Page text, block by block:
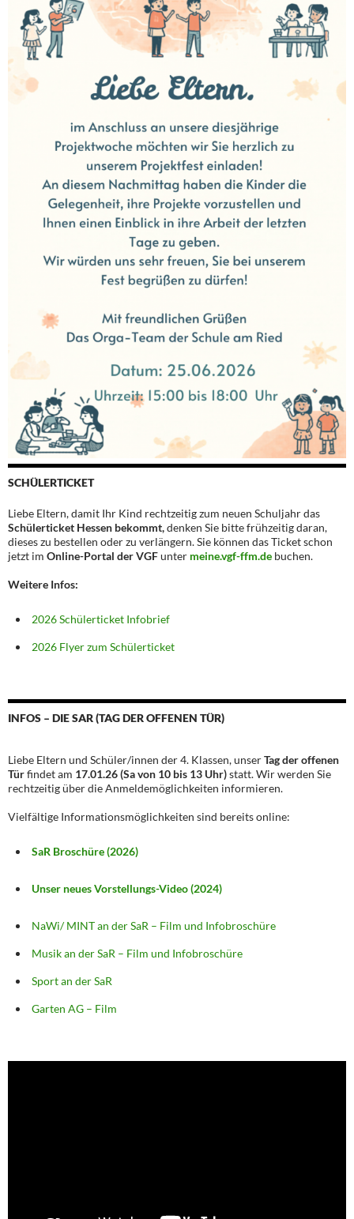
SCHÜLERTICKET
Liebe Eltern, damit Ihr Kind rechtzeitig zum neuen Schuljahr das
Schülerticket Hessen bekommt,denken Sie bitte frühzeitig daran,
dieses zu bestellen oder zu verlängern. Sie können das Ticket schon
jetzt im Online-Portal der VGFunter meine.vgf-ffm.de buchen.
Weitere Infos:
2026 Schülerticket Infobrief
2026 Flyer zum Schülerticket
INFOS – DIE SAR (TAG DER OFFENEN TÜR)
Liebe Eltern und Schüler/innen der 4. Klassen, unserTag der offenen
Türfindet am 17.01.26 (Sa von 10 bis 13 Uhr)statt. Wir werden Sie
rechtzeitig über die Anmeldemöglichkeiten informieren.
Vielfältige Informationsmöglichkeiten sind bereits online:
SaR Broschüre (2026)
Unser neues Vorstellungs-Video (2024)
NaWi/ MINT an der SaR – Film und Infobroschüre
Musik an der SaR – Film und Infobroschüre
Sport an der SaR
Garten AG – Film